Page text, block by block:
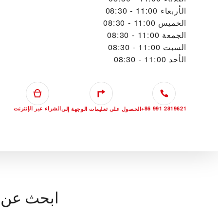
الأربعاء 11:00 - 08:30
الخميس 11:00 - 08:30
الجمعة 11:00 - 08:30
السبت 11:00 - 08:30
الأحد 11:00 - 08:30
+86 991 2819621الحصول على تعليمات الوجهة إلىالشراء عبر الإنترنت
ابحث